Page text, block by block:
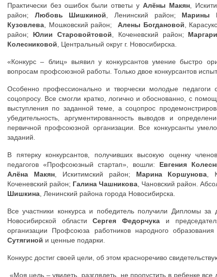
Практически без ошибок были ответы у Алёны Макян,
район; Любовь Шишкиной , Ленинский район; Марины
Кузовлева , Мошковский район; Алены Богдановой ,
район; Юлии Старовойтовой , Коченевский район;
Колесниковой , Центральный округ г. Новосибирска.
«Конкурс – блиц» выявил у конкурсантов умение быстро
вопросам профсоюзной работы. Только двое конкурсантов
Особенно профессионально и творчески молодые
соцопросу. Все смогли кратко, логично и обоснованно, с
выступления по заданной теме, а соцопрос
убедительность, аргументированность выводов и
первичной профсоюзной организации. Все конкурсанты
заданий.
В пятерку конкурсантов, получивших высокую оценку
педагогов «Профсоюзный стартап», вошли: Евгения
Алёна Макян, Искитимский район; Марина Коршунова ,
Коченевский район; Галина Чашникова , Чановский район.
Шишкина , Ленинский района города Новосибирска.
Все участники конкурса и победитель получили Дипломы
Новосибирской областиСергея Федорчука и
организации Профсоюза работников народного
Сутягиной и ценные подарки.
Конкурс достиг своей цели, об этом красноречиво
«Моя цель – увидеть, разглядеть, не пропустить в ребенке